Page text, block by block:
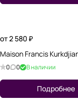
от 2 580 ₽
Maison Francis
0 0 В наличии
Подробнее